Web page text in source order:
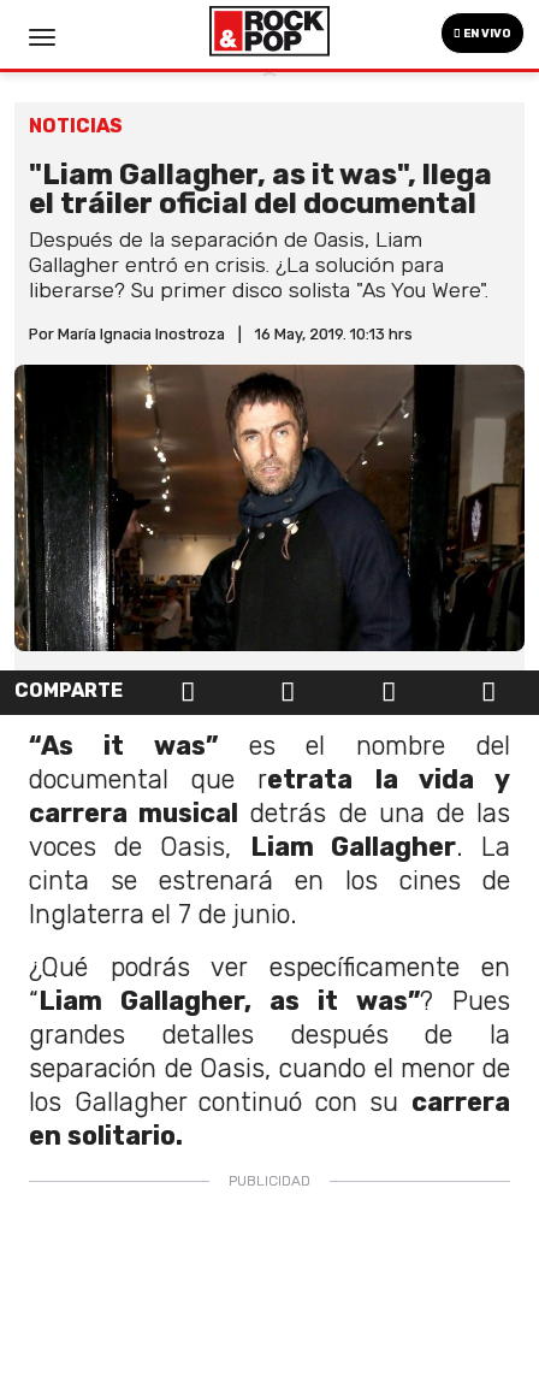
EN VIVO
NOTICIAS
"Liam Gallagher, as it was", llega
el tráiler oficial del documental
Después de la separación de Oasis, Liam
Gallagher entró en crisis. ¿La solución para
liberarse? Su primer disco solista "As You Were".
Por María Ignacia Inostroza 16 May, 2019. 10:13 hrs
COMPARTE
“As it was”es el nombre del
documental que retrata la vida y
carrera musical detrás de una de las
voces de Oasis, Liam Gallagher. La
cinta se estrenará en los cines de
Inglaterra el 7 de junio.
¿Qué podrás ver específicamente en
“Liam Gallagher, as it was”? Pues
grandes detalles después de la
separación de Oasis, cuando el menor de
los Gallagher continuó con su carrera
en solitario.